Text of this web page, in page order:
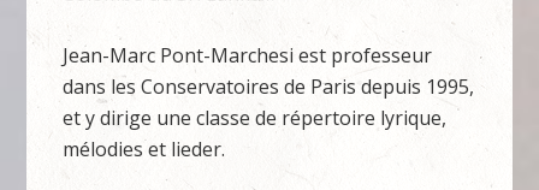
Jean-Marc Pont-Marchesi est professeur
dans les Conservatoires de Paris depuis 1995,
et y dirige une classe de répertoire lyrique,
mélodies et lieder.